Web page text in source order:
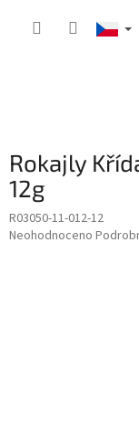
Rokajly
12g
R03050-11-012-12
Průměrné
Neohodnoceno